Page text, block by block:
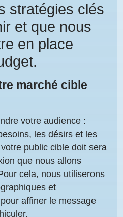
stratégies clés
et que nous
en place
marché cible
votre audience :
les désirs et les
public cible doit sera
que nous allons
cela, nous utiliserons
et
affiner le message